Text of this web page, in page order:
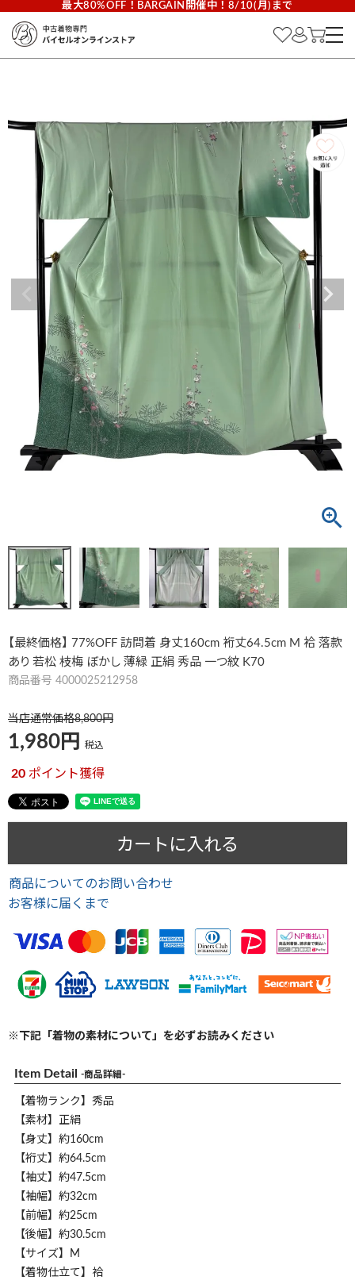
最大80%OFF！BARGAIN開催中！8/10(月)まで
【最終価格】 77%OFF 訪問着 身丈160cm 裄丈64.5cm M 袷 落款
あり 若松 枝梅 ぼかし 薄緑 正絹 秀品 一つ紋 K70
商品番号 4000025212958
当店通常価格8,800
1,980 税込
20 ポイント獲得
カートに入れる
商品についてのお問い合わせ
お客様に届くまで
※下記「着物の素材について」を必ずお読みください
Item Detail -商品詳細-
【着物ランク】秀品
【素材】正絹
【身丈】約160cm
【裄丈】約64.5cm
【袖丈】約47.5cm
【袖幅】約32cm
【前幅】約25cm
【後幅】約30.5cm
【サイズ】M
【着物仕立て】袷